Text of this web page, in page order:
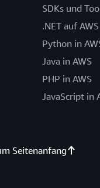
SDKs und
.NET auf AWS
Python in
Java in AWS
PHP in AWS
JavaScript in
Seitenanfang